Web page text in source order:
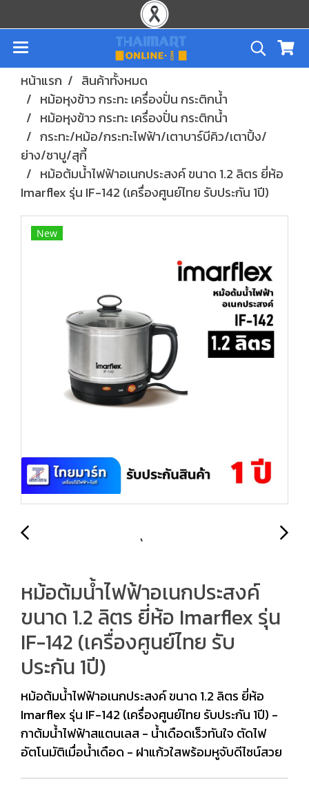
หน้าแรก
สินค้าทั้งหมด
หม้อหุงข้าว กระทะ เครื่องปั่น กระติกน้ำ
หม้อหุงข้าว กระทะ เครื่องปั่น กระติกน้ำ
กระทะ/หม้อ/กระทะไฟฟ้า/เตาบาร์บีคิว/เตาปิ้ง/
ย่าง/ชาบู/สุกี้
หม้อต้มน้ำไฟฟ้าอเนกประสงค์ ขนาด 1.2 ลิตร ยี่ห้อ
Imarflex รุ่น IF-142 (เครื่องศูนย์ไทย รับประกัน 1ปี)
New
หม้อต้มน้ำไฟฟ้าอเนกประสงค์
ขนาด 1.2 ลิตร ยี่ห้อ Imarflex รุ่น
IF-142 (เครื่องศูนย์ไทย รับ
ประกัน 1ปี)
หม้อต้มน้ำไฟฟ้าอเนกประสงค์ ขนาด 1.2 ลิตร ยี่ห้อ
Imarflex รุ่น IF-142 (เครื่องศูนย์ไทย รับประกัน 1ปี) -
กาต้มน้ำไฟฟ้าสแตนเลส - น้ำเดือดเร็วทันใจ ตัดไฟ
อัตโนมัติเมื่อน้ำเดือด - ฝาแก้วใสพร้อมหูจับดีไซน์สวย